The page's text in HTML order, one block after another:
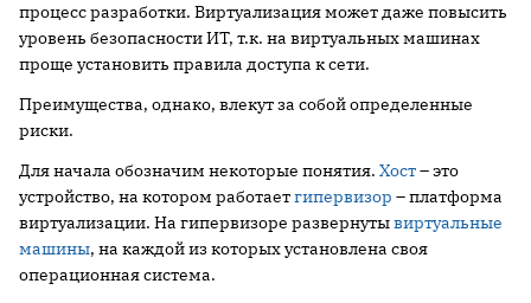
процесс разработки. Виртуализация может даже повысить
уровень безопасности ИТ, т.к. на виртуальных машинах
проще установить правила доступа к сети.
Преимущества, однако, влекут за собой определенные
риски.
Для начала обозначим некоторые понятия. Хост– это
устройство, на котором работаетгипервизор – платформа
виртуализации. На гипервизоре развернутывиртуальные
машины, на каждой из которых установлена своя
операционная система.